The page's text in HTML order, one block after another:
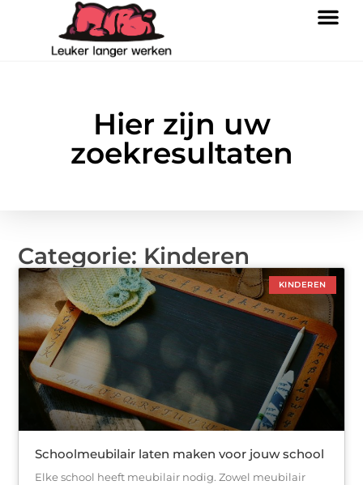
Hier zijn uw
zoekresultaten
Categorie: Kinderen
KINDEREN
Schoolmeubilair laten maken voor jouw school
Elke school heeft meubilair nodig. Zowel meubilair